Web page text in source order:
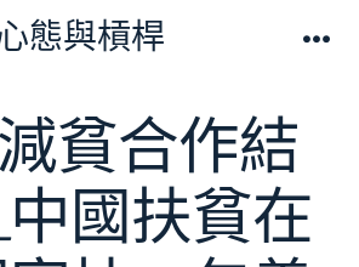
態與槓桿
貧合作結
國扶貧在